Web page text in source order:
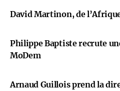
David Martinon, de
Philippe Baptiste recrute
MoDem
Arnaud Guillois prend la